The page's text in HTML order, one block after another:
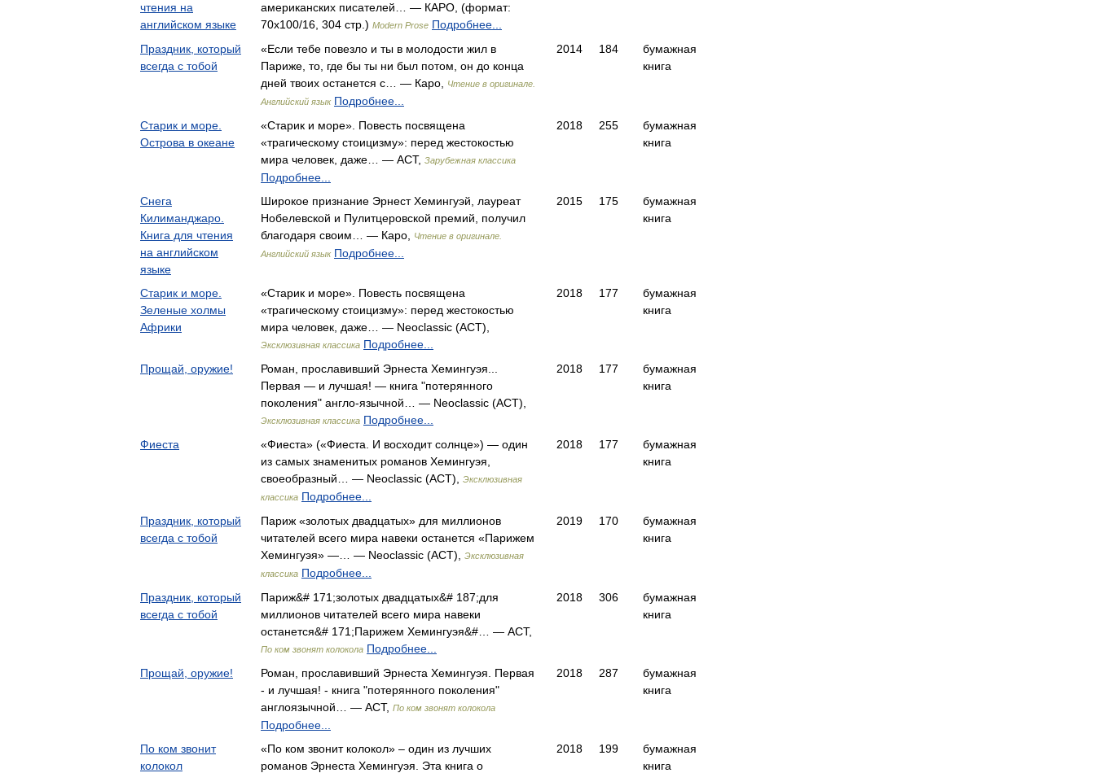
чтения на
английском языке
американских писателей… — КАРО, (формат:
70x100/16, 304 стр.) Modern Prose Подробнее...
Праздник, который
всегда с тобой
«Если тебе повезло и ты в молодости жил в
Париже, то, где бы ты ни был потом, он до конца
дней твоих останется с… — Каро,
Чтение в оригинале.
Английский язык Подробнее...
2014 184
бумажная
книга
Старик и море.
Острова в океане
«Старик и море». Повесть посвящена
«трагическому стоицизму»: пе­ред жестокостью
мира человек, даже… — АСТ, Зарубежная классика
Подробнее...
2018 255
бумажная
книга
Снега
Килиманджаро.
Книга для чтения
на английском
языке
Широкое признание Эрнест Хемингуэй, лауреат
Нобелевской и Пулитцеровской премий, получил
благодаря своим… — Каро,
Чтение в оригинале.
Английский язык Подробнее...
2015 175
бумажная
книга
Старик и море.
Зеленые холмы
Африки
«Старик и море». Повесть посвящена
«трагическому стоицизму»: перед жестокостью
мира человек, даже… — Neoclassic (АСТ),
Эксклюзивная классика Подробнее...
2018 177
бумажная
книга
Прощай, оружие!
Роман, прославивший Эрнеста Хемингуэя...
Первая — и лучшая! — книга "потерянного
поколения" англо-­язычной… — Neoclassic (АСТ),
Эксклюзивная классика Подробнее...
2018 177
бумажная
книга
Фиеста
«Фиеста» («Фиеста. И восходит солнце») — один
из самых знаменитых романов Хемингуэя,
своеобразный… — Neoclassic (АСТ),
Эксклюзивная
классика Подробнее...
2018 177
бумажная
книга
Праздник, который
всегда с тобой
Париж «золотых двадцатых» для миллионов
читателей всего мира навеки останется «Парижем
Хемингуэя» —… — Neoclassic (АСТ),
Эксклюзивная
классика Подробнее...
2019 170
бумажная
книга
Праздник, который
всегда с тобой
Париж&# 171;золотых двадцатых&# 187;для
миллионов читателей всего мира навеки
останется&# 171;Парижем Хемингуэя&#… — АСТ,
По ком звонят колокола Подробнее...
2018 306
бумажная
книга
Прощай, оружие!
Роман, прославивший Эрнеста Хемингуэя. Первая
- и лучшая! - книга "потерянного поколения"
англоязычной… — АСТ, По ком звонят колокола
Подробнее...
2018 287
бумажная
книга
По ком звонит
колокол
«По ком звонит колокол» – один из лучших
романов Эрнеста Хемингуэя. Эта книга о
2018 199
бумажная
книга